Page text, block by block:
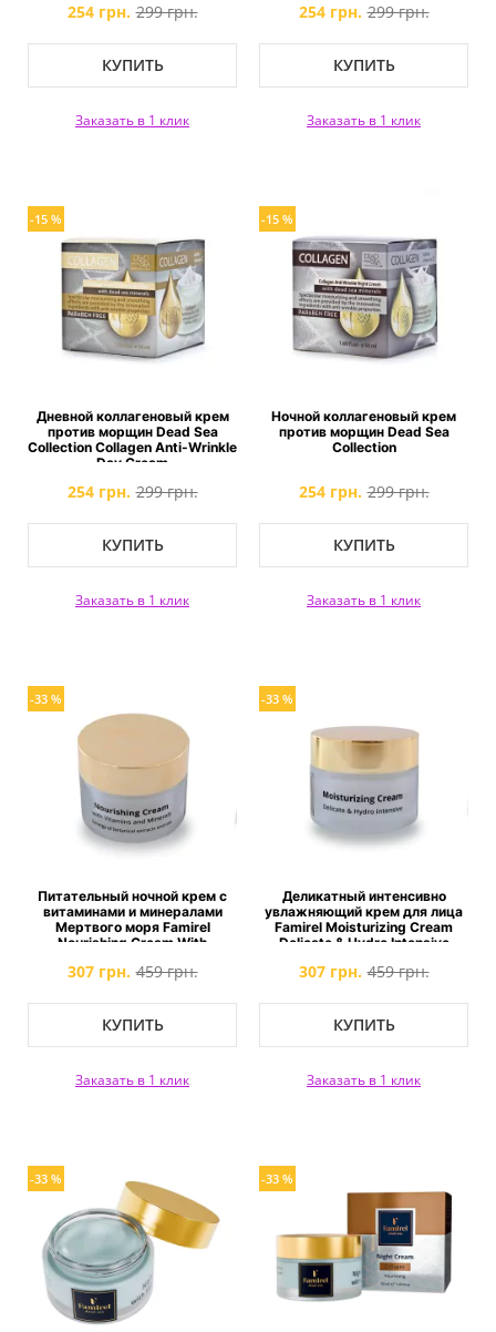
254 грн. 299 грн.
КУПИТЬ
Заказать в 1 клик
254 грн. 299 грн.
КУПИТЬ
Заказать в 1 клик
-15 %
Дневной коллагеновый крем
против морщин Dead Sea
Collection Collagen Anti-Wrinkle
Day Cream
254 грн. 299 грн.
КУПИТЬ
Заказать в 1 клик
-15 %
Ночной коллагеновый крем
против морщин Dead Sea
Collection
254 грн. 299 грн.
КУПИТЬ
Заказать в 1 клик
-33 %
Питательный ночной крем с
витаминами и минералами
Мертвого моря Famirel
Nourishing Cream With
307 грн. 459 грн.
КУПИТЬ
Заказать в 1 клик
-33 %
Деликатный интенсивно
увлажняющий крем для лица
Famirel Moisturizing Cream
Delicate & Hydro Intensive
307 грн. 459 грн.
КУПИТЬ
Заказать в 1 клик
-33 % -33 %